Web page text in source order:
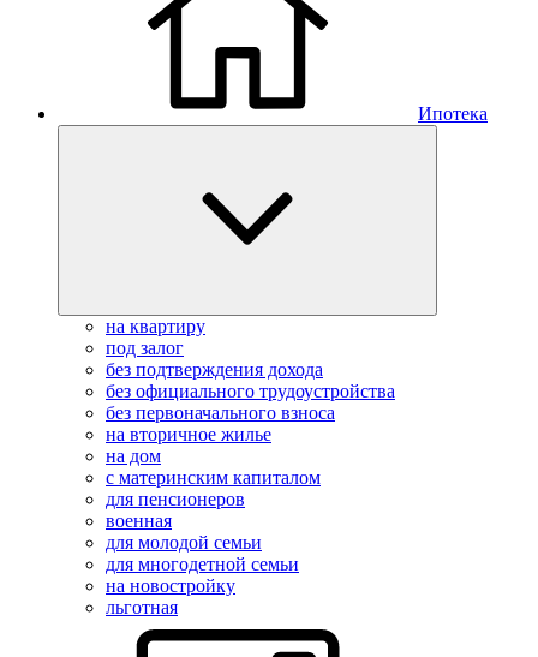
Ипотека
на квартиру
под залог
без подтверждения дохода
без официального трудоустройства
без первоначального взноса
на вторичное жилье
на дом
с материнским капиталом
для пенсионеров
военная
для молодой семьи
для многодетной семьи
на новостройку
льготная